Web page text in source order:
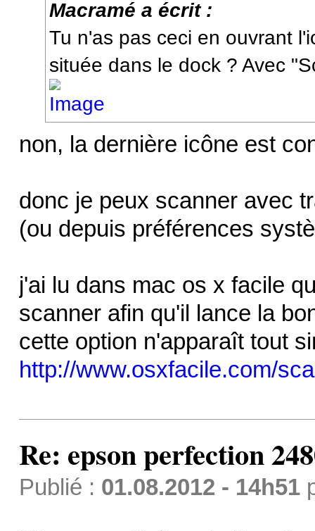
Macramé a écrit :
Tu n'as pas ceci en ouvrant
située dans le dock ? Avec
non, la dernière icône est
donc je peux scanner avec
(ou depuis préférences
j'ai lu dans mac os x facile
scanner afin qu'il lance la
cette option n'apparaît tout
http://www.osxfacile.com/
Re: epson perfection
Publié : 01.08.2012 - 14h51